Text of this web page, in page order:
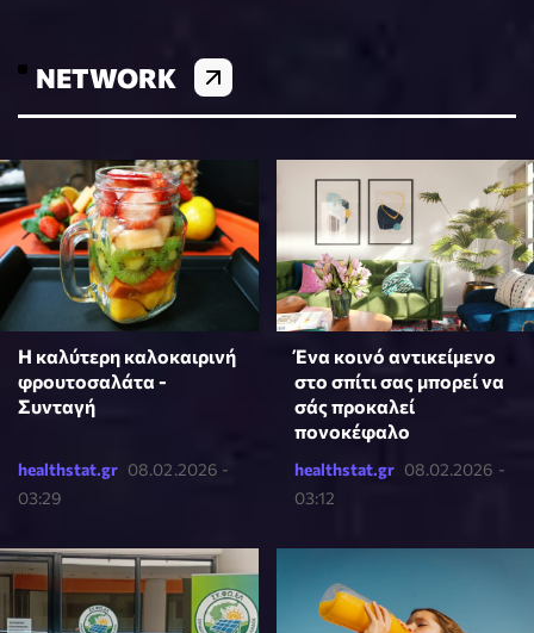
NETWORK
Η καλύτερη καλοκαιρινή
φρουτοσαλάτα -
Συνταγή
healthstat.gr 08.02.2026 -
03:29
Ένα κοινό αντικείμενο
στο σπίτι σας μπορεί να
σάς προκαλεί
πονοκέφαλο
healthstat.gr 08.02.2026 -
03:12